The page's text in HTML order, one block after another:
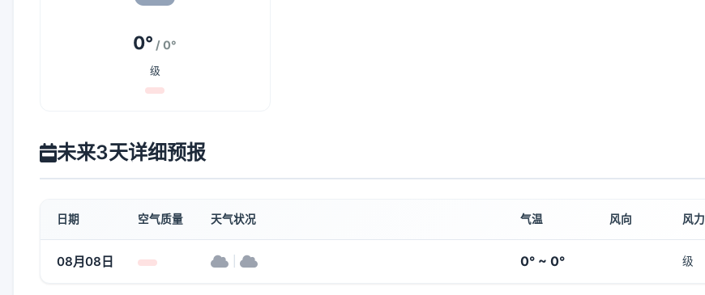
0° / 0°
级
未来3天详细预报
日期 空气质量 天气状况 气温 风向 风力
08月08日 0° ~ 0° 级